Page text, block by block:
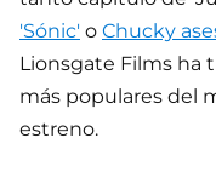
'Sónic' o Chucky
Lionsgate Films ha
más populares del
estreno.